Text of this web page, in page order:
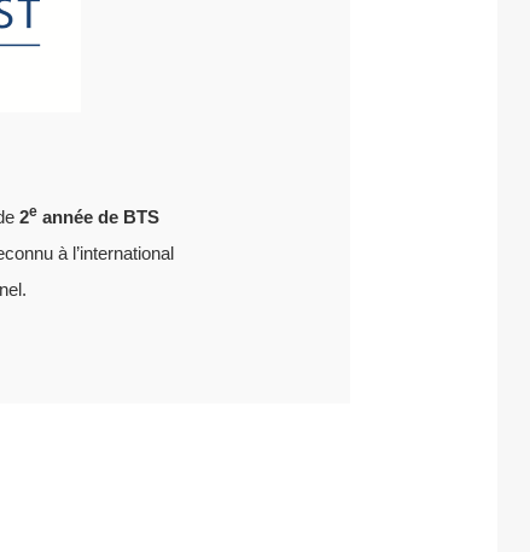
2e année de BTS
à l’international